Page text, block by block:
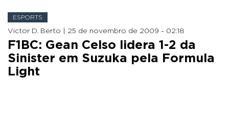
ESPORTS
Victor D. Berto | 25 de novembro de 2009 - 02:18
F1BC: Gean Celso lidera 1-2 da
Sinister em Suzuka pela Formula
Light